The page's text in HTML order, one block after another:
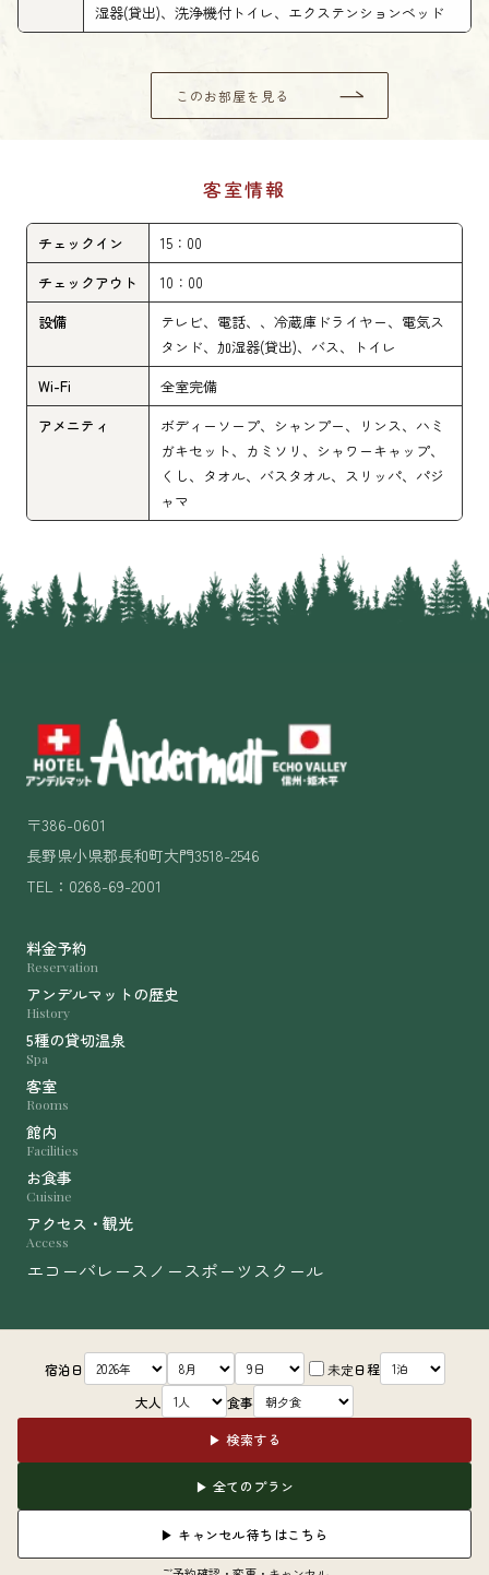
湿器(貸出)、洗浄機付トイレ、エクステンションベッド
このお部屋を見る
客室情報
チェックイン
15：00
チェックアウト
10：00
設備
テレビ、電話、、冷蔵庫ドライヤー、電気ス
タンド、加湿器(貸出)、バス、トイレ
Wi-Fi
全室完備
アメニティ
ボディーソープ、シャンプー、リンス、ハミ
ガキセット、カミソリ、シャワーキャップ、
くし、タオル、バスタオル、スリッパ、パジ
ャマ
〒386-0601
長野県小県郡長和町大門3518-2546
TEL：0268-69-2001
料金予約
Reservation
アンデルマットの歴史
History
5種の貸切温泉
Spa
客室
Rooms
館内
Facilities
お食事
Cuisine
アクセス・観光
Access
エコーバレースノースポーツスクール
宿泊日 未定日程
大人
食事
▶ 検索する
▶ 全てのプラン
▶ キャンセル待ちはこちら